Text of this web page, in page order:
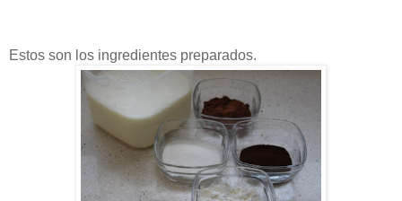
Estos son los ingredientes preparados.